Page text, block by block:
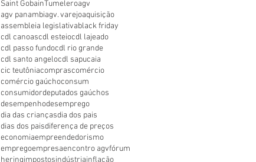
Saint GobainTumeleroagv
agv panambiagv. varejoaquisição
assembleia legislativablack friday
cdl canoascdl esteiocdl lajeado
cdl passo fundocdl rio grande
cdl santo angelocdl sapucaia
cic teutôniacomprascomércio
comércio gaúchoconsum
consumidordeputados gaúchos
desempenhodesemprego
dia das criançasdia dos pais
dias dos paisdiferença de preços
economiaempreendedorismo
empregoempresaencontro agvfórum
heringimpostosindústriainflação